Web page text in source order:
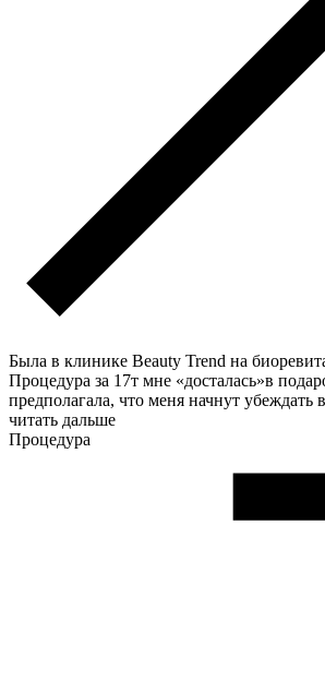
Была в клинике Beauty Trend на
Процедура за 17т мне «досталась»в
предполагала, что меня начнут убеждать
читать дальше
Процедура